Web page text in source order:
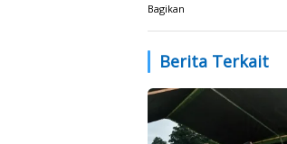
Bagikan
Berita Terkait